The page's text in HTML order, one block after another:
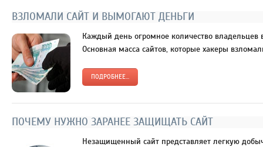
ВЗЛОМАЛИ САЙТ И ВЫМОГАЮТ ДЕНЬГИ
Каждый день огромное количество владельцев
Основная масса сайтов, которые хакеры
ПОДРОБНЕЕ...
ПОЧЕМУ НУЖНО ЗАРАНЕЕ ЗАЩИЩАТЬ САЙТ
Незащищенный сайт представляет легкую